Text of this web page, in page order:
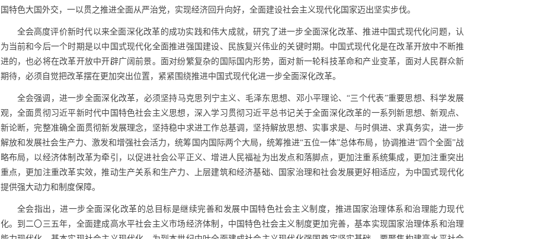
国特色大国外交，一以贯之推进全面从严治党，实现经济回升向好，全面建设社会主义现代化国家迈出坚实步伐。
全会高度评价新时代以来全面深化改革的成功实践和伟大成就，研究了进一步全面深化改革、推进中国式现代化问题，认
为当前和今后一个时期是以中国式现代化全面推进强国建设、民族复兴伟业的关键时期。中国式现代化是在改革开放中不断推
进的，也必将在改革开放中开辟广阔前景。面对纷繁复杂的国际国内形势，面对新一轮科技革命和产业变革，面对人民群众新
期待，必须自觉把改革摆在更加突出位置，紧紧围绕推进中国式现代化进一步全面深化改革。
全会强调，进一步全面深化改革，必须坚持马克思列宁主义、毛泽东思想、邓小平理论、“三个代表”重要思想、科学发展
观，全面贯彻习近平新时代中国特色社会主义思想，深入学习贯彻习近平总书记关于全面深化改革的一系列新思想、新观点、
新论断，完整准确全面贯彻新发展理念，坚持稳中求进工作总基调，坚持解放思想、实事求是、与时俱进、求真务实，进一步
解放和发展社会生产力、激发和增强社会活力，统筹国内国际两个大局，统筹推进“五位一体”总体布局，协调推进“四个全面”战
略布局，以经济体制改革为牵引，以促进社会公平正义、增进人民福祉为出发点和落脚点，更加注重系统集成，更加注重突出
重点，更加注重改革实效，推动生产关系和生产力、上层建筑和经济基础、国家治理和社会发展更好相适应，为中国式现代化
提供强大动力和制度保障。
全会指出，进一步全面深化改革的总目标是继续完善和发展中国特色社会主义制度，推进国家治理体系和治理能力现代
化。到二〇三五年，全面建成高水平社会主义市场经济体制，中国特色社会主义制度更加完善，基本实现国家治理体系和治理